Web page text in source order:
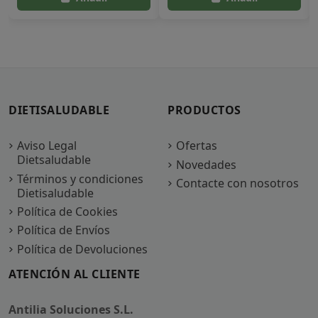
DIETISALUDABLE
Aviso Legal
Dietsaludable
Términos y condiciones
Dietisaludable
Política de Cookies
Política de Envíos
Política de Devoluciones
PRODUCTOS
Ofertas
Novedades
Contacte con nosotros
ATENCIÓN AL CLIENTE
Antilia Soluciones S.L.